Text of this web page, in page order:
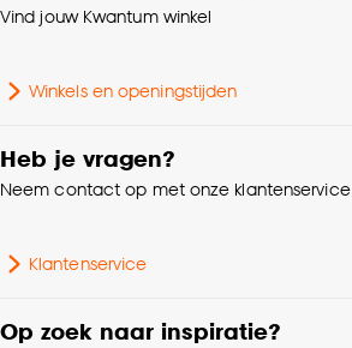
Vind jouw Kwantum winkel
Winkels en openingstijden
Heb je vragen?
Neem contact op met onze klantenservice
Klantenservice
Op zoek naar inspiratie?